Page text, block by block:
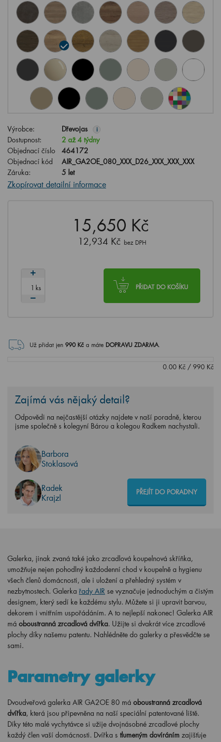
Výrobce: Dřevojas i
Dostupnost:
2 až 4 týdny
Objednací číslo
464172
Objednací kód
AIR_GA2OE_080_XXX_D26_XXX_XXX_XXX
Záruka:
5 let
Zkopírovat detailní informace
15,650 Kč
12,934 Kč bez DPH
PŘIDAT DO KOŠÍKU
ks
Už přidat jen 990Kč a máte DOPRAVU ZDARMA.
0.00 Kč / 990 Kč
Zajímá vás nějaký detail?
Odpovědi na nejčastější otázky najdete v naší poradně, kterou
jsme společně s kolegyní Bárou a kolegou Radkem nachystali.
Barbora
Stoklasová
Radek
Krajzl
PŘEJÍT DO PORADNY
Galerka, jinak zvaná také jako zrcadlová koupelnová skříňka,
umožňuje nejen pohodlný každodenní chod v koupelně a hygienu
všech členů domácnosti, ale i uložení a přehledný systém v
nezbytnostech. Galerka řady AIR se vyznačuje jednoduchým a čistým
designem, který sedí ke každému stylu. Můžete si ji upravit barvou,
dekorem i vnitřním uspořádáním. A to nejlepší nakonec! Galerka AIR
má oboustranná zrcadlová dvířka. Užijte si dvakrát více zrcadlové
plochy díky našemu patentu. Nahlédněte do galerky a přesvědčte se
sami.
Parametry galerky
Dvoudveřová galerka AIR GA2OE 80 má oboustranná zrcadlová
dvířka, která jsou připevněna na naší speciální patentované liště.
Díky této malé vychytávce si užije dvojnásobné zrcadlové plochy
každý člen vaší domácnosti. Dvířka s tlumeným dovíráním zajišťuje